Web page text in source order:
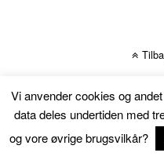
Vi anvender cookies og
data deles undertiden med
og vore øvrige brugsvilkår?